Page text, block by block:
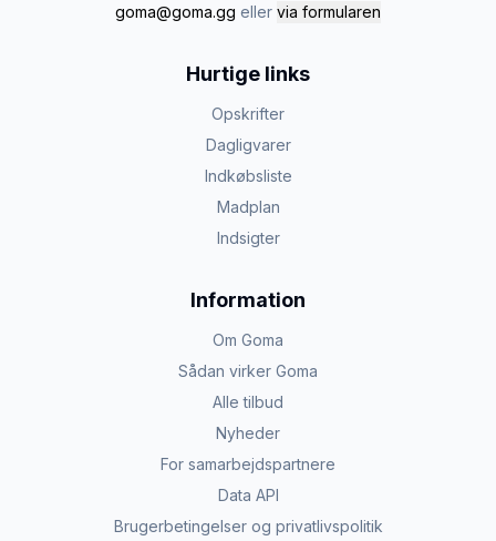
goma@goma.gg eller via formularen
Hurtige links
Opskrifter
Dagligvarer
Indkøbsliste
Madplan
Indsigter
Information
Om Goma
Sådan virker Goma
Alle tilbud
Nyheder
For samarbejdspartnere
Data API
Brugerbetingelser og privatlivspolitik